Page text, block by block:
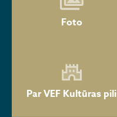
Foto
Par VEF Kultūras pili